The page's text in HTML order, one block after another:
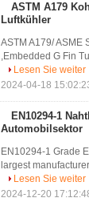
ASTM A179
Luftkühler
ASTM A179/ ASME
,Embedded G Fin
Lesen Sie weiter
2024-04-18
EN10294-1
Automobilsektor
EN10294-1 Grade
largest
Lesen Sie weiter
2024-12-20